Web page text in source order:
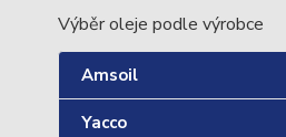
Výběr oleje podle výrobce
Amsoil
Yacco